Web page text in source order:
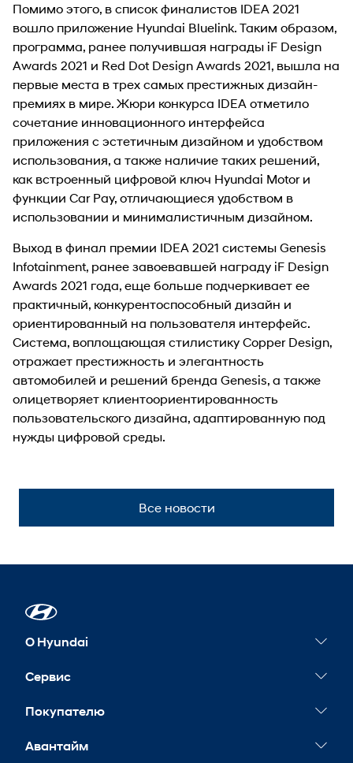
Помимо этого, в список финалистов IDEA 2021
вошло приложение Hyundai Bluelink. Таким образом,
программа, ранее получившая награды iF Design
Awards 2021 и Red Dot Design Awards 2021, вышла на
первые места в трех самых престижных дизайн-
премиях в мире. Жюри конкурса IDEA отметило
сочетание инновационного интерфейса
приложения с эстетичным дизайном и удобством
использования, а также наличие таких решений,
как встроенный цифровой ключ Hyundai Motor и
функции Car Pay, отличающиеся удобством в
использовании и минималистичным дизайном.
Выход в финал премии IDEA 2021 системы Genesis
Infotainment, ранее завоевавшей награду iF Design
Awards 2021 года, еще больше подчеркивает ее
практичный, конкурентоспособный дизайн и
ориентированный на пользователя интерфейс.
Система, воплощающая стилистику Copper Design,
отражает престижность и элегантность
автомобилей и решений бренда Genesis, а также
олицетворяет клиентоориентированность
пользовательского дизайна, адаптированную под
нужды цифровой среды.
Все новости
О Hyundai
Новости
Сервис
Сервисные акции
Покупателю
Конфигуратор
Авантайм